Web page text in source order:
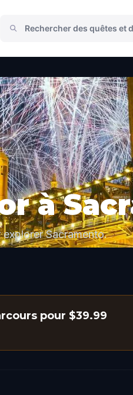
à
Sacramento.
pour $39.99